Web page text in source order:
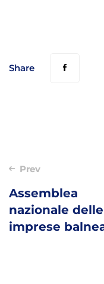
Share
navigation
Prev
Assemblea
nazionale delle
imprese